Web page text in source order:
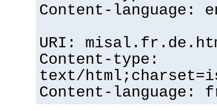
Content-language:
URI:
Content-type:
text/
Content-language: